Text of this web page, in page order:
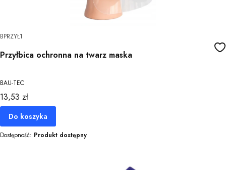
BPRZYŁ1
Przyłbica ochronna na twarz maska
BAU-TEC
Cena
13,53 zł
Do koszyka
Dostępność: Produkt dostępny